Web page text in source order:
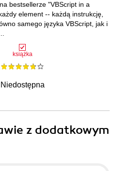
książka
Niedostępna
bestsellerze "VBScript in a
element -- każdą instrukcję,
samego języka VBScript, jak i
z dodatkowym